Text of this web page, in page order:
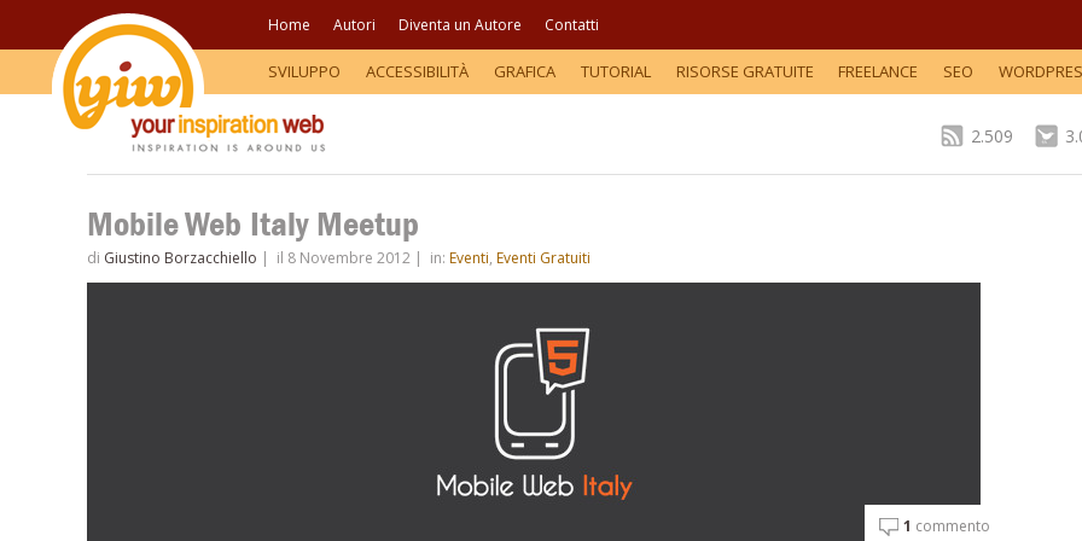
Home Autori Diventa un Autore Contatti
SVILUPPO ACCESSIBILITÀ GRAFICA TUTORIAL RISORSE GRATUITE FREELANCE SEO
2.509
Mobile Web Italy Meetup
di Giustino Borzacchiello | il 8 Novembre 2012 | in: Eventi, Eventi Gratuiti
1 commento